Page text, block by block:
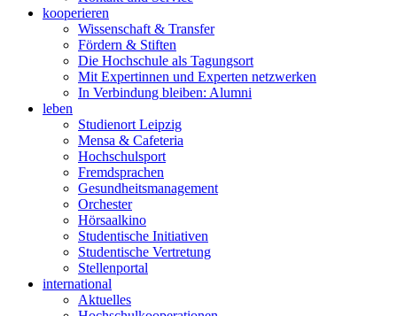
kooperieren
Wissenschaft & Transfer
Fördern & Stiften
Die Hochschule als Tagungsort
Mit Expertinnen und Experten netzwerken
In Verbindung bleiben: Alumni
leben
Studienort Leipzig
Mensa & Cafeteria
Hochschulsport
Fremdsprachen
Gesundheitsmanagement
Orchester
Hörsaalkino
Studentische Initiativen
Studentische Vertretung
Stellenportal
international
Aktuelles